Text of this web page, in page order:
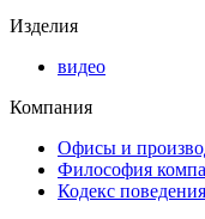
Изделия
видео
Компания
Офисы и
Философия
Кодекс поведения